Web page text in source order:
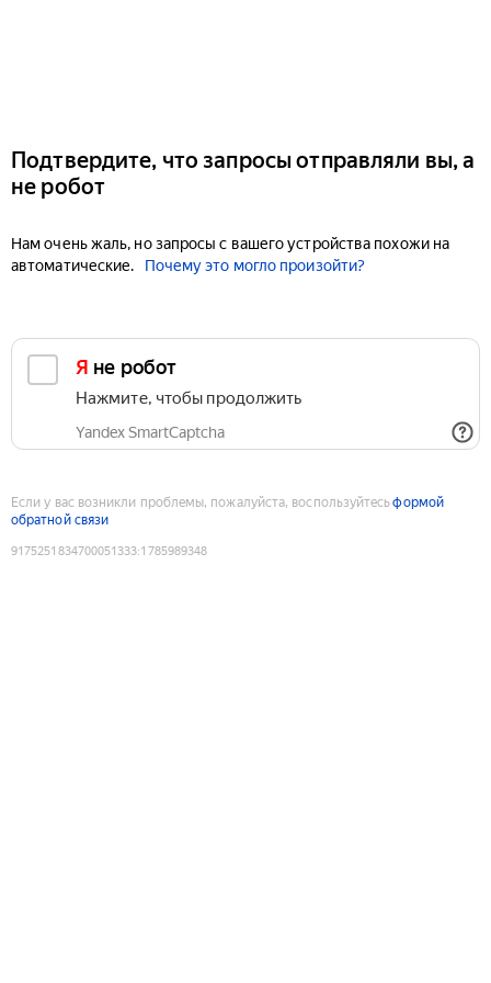
Подтвердите, что запросы отправляли вы, а
не робот
Нам очень жаль, но запросы с вашего устройства похожи на
автоматические.
Почему это могло произойти?
Я не робот
Нажмите, чтобы продолжить
Yandex SmartCaptcha
Если у вас возникли проблемы, пожалуйста, воспользуйтесьформой
обратной связи
9175251834700051333:1785989348